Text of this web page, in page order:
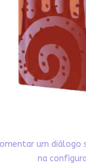
um diálogo
na